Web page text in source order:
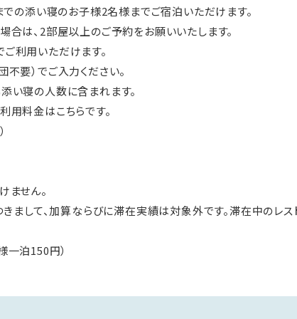
の添い寝のお子様2名様までご宿泊いただけます。
は、2部屋以上のご予約をお願いいたします。
利用いただけます。
要）でご入力ください。
い寝の人数に含まれます。
用料金はこちらです。
ません。
して、加算ならびに滞在実績は対象外です。滞在中のレ
一泊150円）